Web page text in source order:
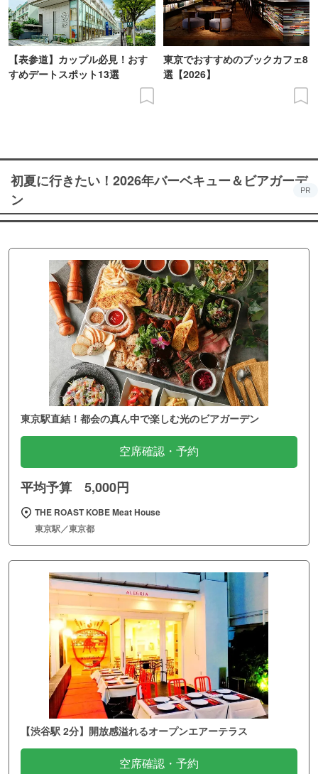
【表参道】カップル必見！おす
すめデートスポット13選
東京でおすすめのブックカフェ8
選【2026】
初夏に行きたい！2026年バーベキュー＆ビアガーデ
ン
PR
東京駅直結！都会の真ん中で楽しむ光のビアガーデン
空席確認・予約
平均予算 5,000円
THE ROAST KOBE Meat House
東京駅／東京都
【渋谷駅 2分】開放感溢れるオープンエアーテラス
空席確認・予約